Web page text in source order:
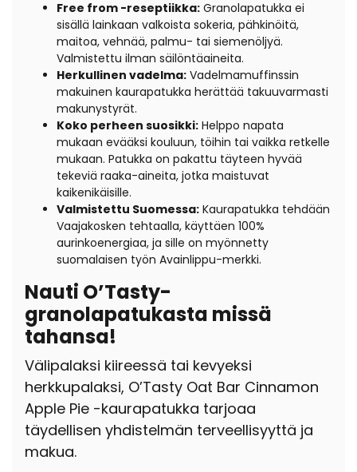
Free from -reseptiikka: Granolapatukka ei
sisällä lainkaan valkoista sokeria, pähkinöitä,
maitoa, vehnää, palmu- tai siemenöljyä.
Valmistettu ilman säilöntäaineita.
Herkullinen vadelma: Vadelmamuffinssin
makuinen kaurapatukka herättää takuuvarmasti
makunystyrät.
Koko perheen suosikki: Helppo napata
mukaan evääksi kouluun, töihin tai vaikka retkelle
mukaan. Patukka on pakattu täyteen hyvää
tekeviä raaka-aineita, jotka maistuvat
kaikenikäisille.
Valmistettu Suomessa: Kaurapatukka tehdään
Vaajakosken tehtaalla, käyttäen 100%
aurinkoenergiaa, ja sille on myönnetty
suomalaisen työn Avainlippu-merkki.
Nauti O’Tasty-
granolapatukasta missä
tahansa!
Välipalaksi kiireessä tai kevyeksi
herkkupalaksi, O’Tasty Oat Bar Cinnamon
Apple Pie -kaurapatukka tarjoaa
täydellisen yhdistelmän terveellisyyttä ja
makua.